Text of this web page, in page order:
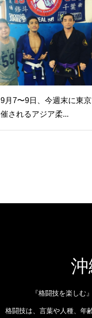
9月7〜9日、今週末に東
催されるアジア柔...
沖
『格闘技を楽しむ
格闘技は、言葉や人種、年